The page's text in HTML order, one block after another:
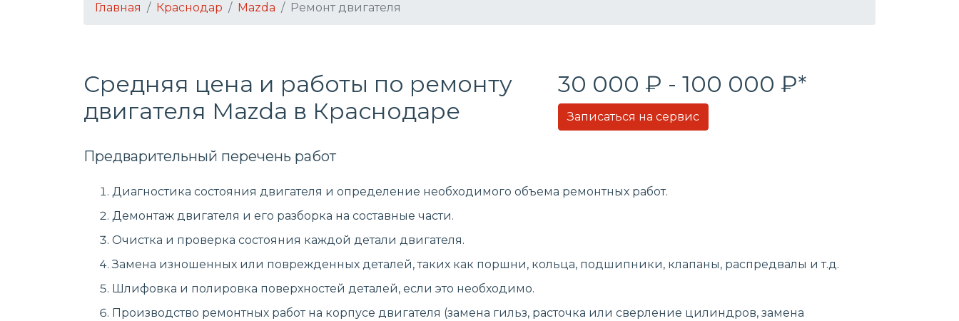
Главная Краснодар Mazda Ремонт двигателя
Средняя цена и работы по ремонту
двигателя Mazda в Краснодаре
30 000 ₽ - 100 000 ₽*
Записаться на сервис
Предварительный перечень работ
Диагностика состояния двигателя и определение необходимого объема ремонтных работ.
Демонтаж двигателя и его разборка на составные части.
Очистка и проверка состояния каждой детали двигателя.
Замена изношенных или поврежденных деталей, таких как поршни, кольца, подшипники, клапаны, распредвалы и т.д.
Шлифовка и полировка поверхностей деталей, если это необходимо.
Производство ремонтных работ на корпусе двигателя (замена гильз, расточка или сверление цилиндров, замена